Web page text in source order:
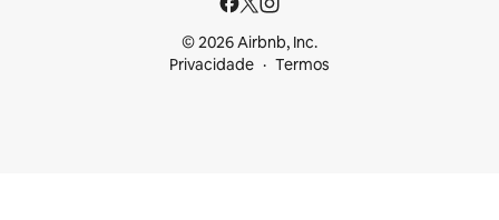
© 2026 Airbnb, Inc.
Privacidade
Termos